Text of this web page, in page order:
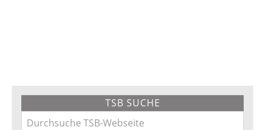
Sidebar
TSB SUCHE
Durchsuche